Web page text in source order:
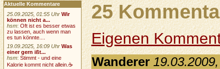
25
Eigenen
Wanderer
Aktuelle Kommentare
25.09.2025, 01:55 Uhr Wir
können nicht a...
hsm:Oft ist es besser etwas
zu lassen, auch wenn man
es tun könnte....
19.09.2025, 16:09 Uhr Was
einer gern ißt...
hsm:Stimmt - und eine
Kalorie kommt nicht allein.☕